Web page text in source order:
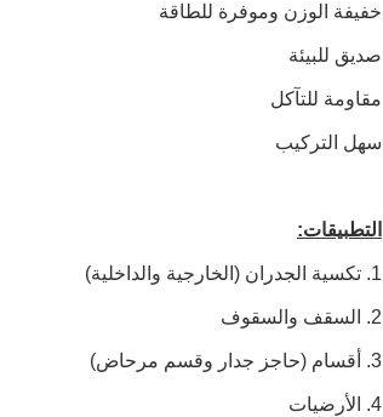
خفيفة الوزن وموفرة للطاقة
صديق للبيئة
مقاومة للتآكل
سهل التركيب
التطبيقات:
1. تكسية الجدران (الخارجية والداخلية)
2. السقف والسقوف
3. أقسام (حاجز جدار وقسم مرحاض)
4. الأرضيات